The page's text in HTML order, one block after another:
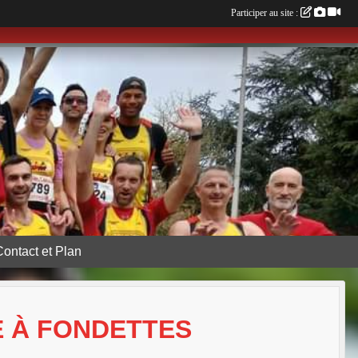
et Plan
À FONDETTES
Participer au site :